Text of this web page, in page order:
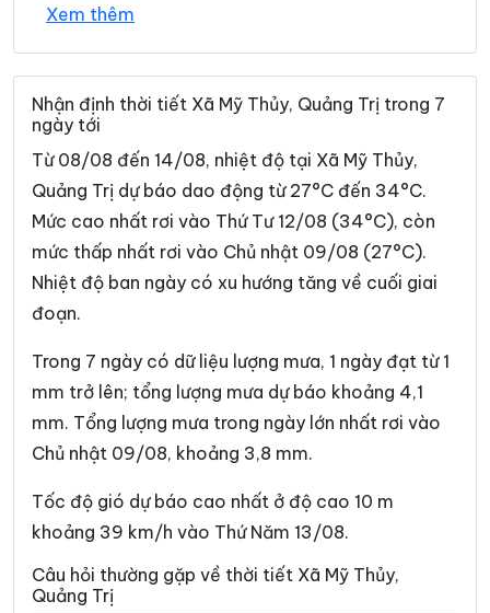
Xã Đồng Lê
Xã Gio Linh Xã Hiếu Giang
Xã Hòa Trạch Xã Hoàn Lão
Xã Hướng Hiệp
Xã Hướng Phùng Xã Khe Sanh
Xã Kim Điền Xã Kim Ngân
Xã Kim Phú Xã La Lay
Xã Lao Bảo
Xã Lệ Thủy
Xã Nam Ba Đồn Xã Nam Cửa Việt
Xã Nam Gianh Xã Nam Hải Lăng
Xã Phong Nha Xã Phú Trạch
Xã Quảng Trạch Xã Sen Ngư
Xã Tà Rụt
Xem thêm
Nhận định thời tiết Xã Mỹ Thủy, Quảng Trị trong 7
ngày tới
Từ 08/08 đến 14/08, nhiệt độ tại Xã Mỹ Thủy,
Quảng Trị dự báo dao động từ 27°C đến 34°C.
Mức cao nhất rơi vào Thứ Tư 12/08 (34°C), còn
mức thấp nhất rơi vào Chủ nhật 09/08 (27°C).
Nhiệt độ ban ngày có xu hướng tăng về cuối giai
đoạn.
Trong 7 ngày có dữ liệu lượng mưa, 1 ngày đạt từ 1
mm trở lên; tổng lượng mưa dự báo khoảng 4,1
mm. Tổng lượng mưa trong ngày lớn nhất rơi vào
Chủ nhật 09/08, khoảng 3,8 mm.
Tốc độ gió dự báo cao nhất ở độ cao 10 m
khoảng 39 km/h vào Thứ Năm 13/08.
Câu hỏi thường gặp về thời tiết Xã Mỹ Thủy,
Quảng Trị